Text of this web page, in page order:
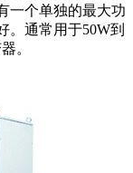
一个单独的最大功
。通常用于50W到
。